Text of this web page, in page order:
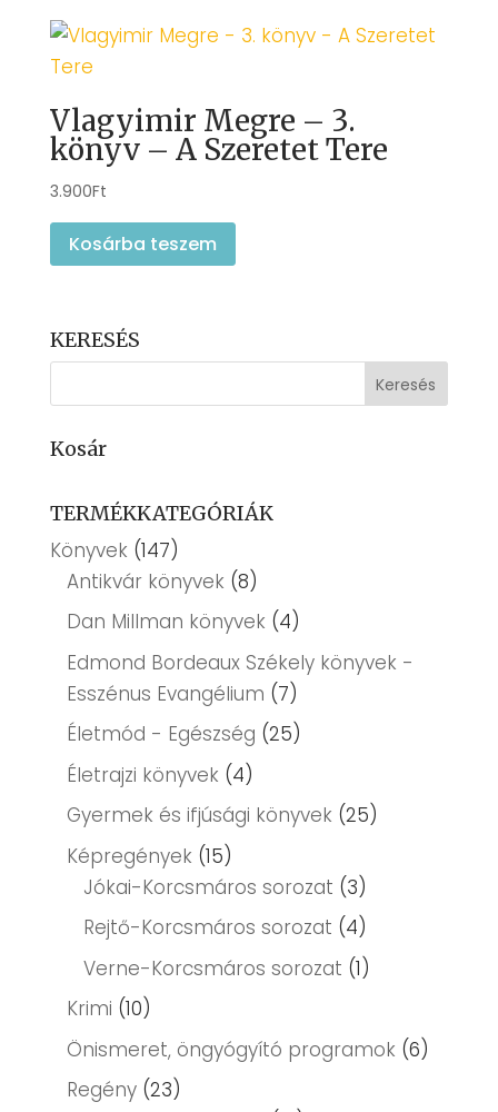
Vlagyimir Megre – 3.
könyv – A Szeretet Tere
3.900Ft
Kosárba teszem
KERESÉS
Kosár
TERMÉKKATEGÓRIÁK
Könyvek (147)
Antikvár könyvek (8)
Dan Millman könyvek (4)
Edmond Bordeaux Székely könyvek -
Esszénus Evangélium (7)
Életmód - Egészség (25)
Életrajzi könyvek (4)
Gyermek és ifjúsági könyvek (25)
Képregények (15)
Jókai-Korcsmáros sorozat (3)
Rejtő-Korcsmáros sorozat (4)
Verne-Korcsmáros sorozat (1)
Krimi (10)
Önismeret, öngyógyító programok (6)
Regény (23)